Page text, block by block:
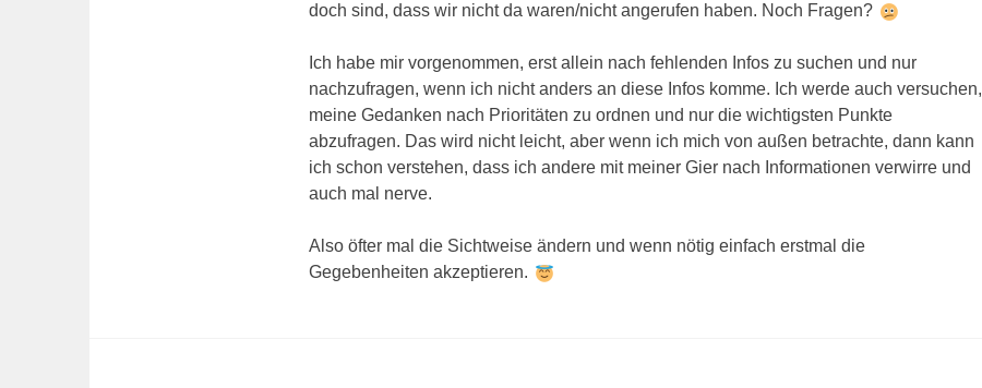
doch sind, dass wir nicht da waren/nicht angerufen haben. Noch Fragen?
Ich habe mir vorgenommen, erst allein nach fehlenden Infos zu suchen und nur
nachzufragen, wenn ich nicht anders an diese Infos komme. Ich werde auch versuchen,
meine Gedanken nach Prioritäten zu ordnen und nur die wichtigsten Punkte
abzufragen. Das wird nicht leicht, aber wenn ich mich von außen betrachte, dann kann
ich schon verstehen, dass ich andere mit meiner Gier nach Informationen verwirre und
auch mal nerve.
Also öfter mal die Sichtweise ändern und wenn nötig einfach erstmal die
Gegebenheiten akzeptieren.